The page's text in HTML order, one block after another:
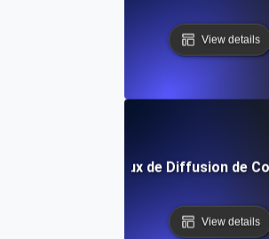
View details
pour les Réseaux de Diffusion de
View details